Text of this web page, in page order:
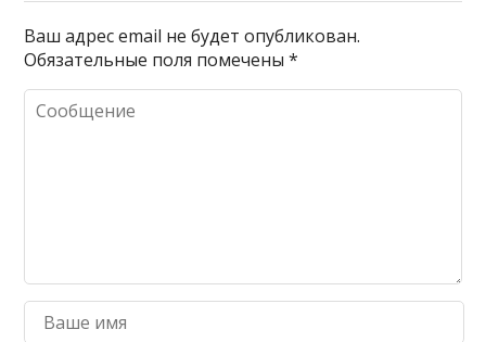
Ваш адрес email не будет опубликован.
Обязательные поля помечены*